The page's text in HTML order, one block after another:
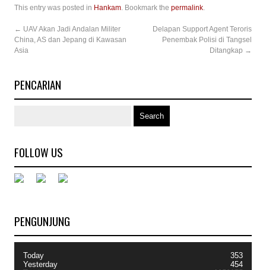
This entry was posted in Hankam. Bookmark the permalink.
← UAV Akan Jadi Andalan Militer
China, AS dan Jepang di Kawasan
Asia
Delapan Support Agent Teroris
Penembak Polisi di Tangsel
Ditangkap →
PENCARIAN
FOLLOW US
PENGUNJUNG
Today
Yesterday
353
454